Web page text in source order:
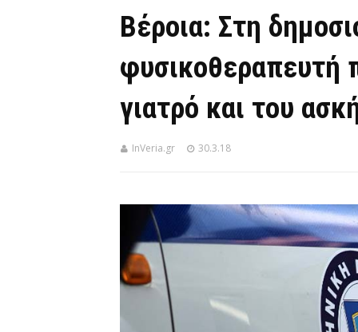
Βέροια: Στη
φυσικοθεραπευτή
γιατρό και του
InVeria.gr 30.3.18